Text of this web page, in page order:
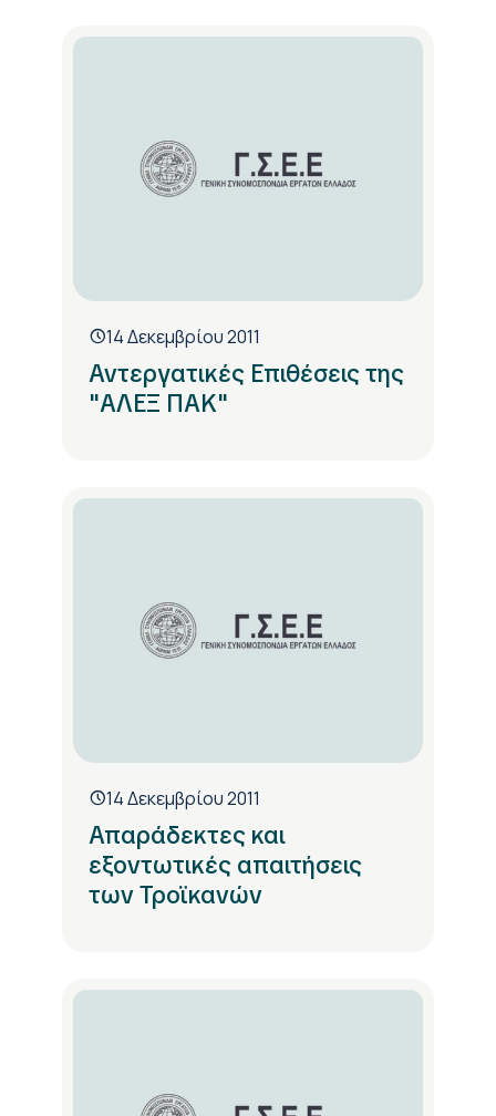
14 Δεκεμβρίου 2011
Αντεργατικές Επιθέσεις της
"ΑΛΕΞ ΠΑΚ"
14 Δεκεμβρίου 2011
Απαράδεκτες και
εξοντωτικές απαιτήσεις
των Τροϊκανών